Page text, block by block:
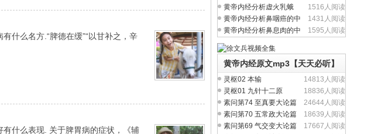
什么名方.“脾德在缓”“以甘补之，辛
什么表现. 关于脾胃病的症状，《辅
（慢性咽炎）中医养生
1516人阅读
黄帝内经分析虚火乳蛾
（慢性扁桃体炎）中医
1431人阅读
黄帝内经分析鼻咽癌的中
医养生治疗与食疗
1595人阅读
黄帝内经分析鼻息肉的中
黄帝内经原文mp3【天天必听】
14813人阅读
灵枢02 本输
18836人阅读
灵枢01 九针十二原
24644人阅读
素问第74 至真要大论篇
18639人阅读
素问第70 五常政大论篇
17667人阅读
素问第69 气交变大论篇